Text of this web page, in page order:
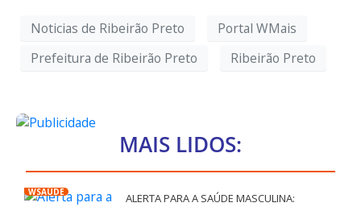
Noticias de Ribeirão Preto
Portal WMais
Prefeitura de Ribeirão Preto
Ribeirão Preto
MAIS LIDOS:
WSAÚDE
ALERTA PARA A SAÚDE MASCULINA: